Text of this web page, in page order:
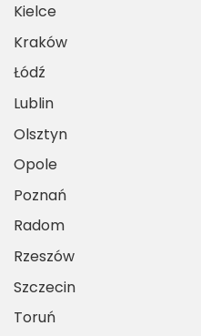
Kielce
Kraków
Łódź
Lublin
Olsztyn
Opole
Poznań
Radom
Rzeszów
Szczecin
Toruń